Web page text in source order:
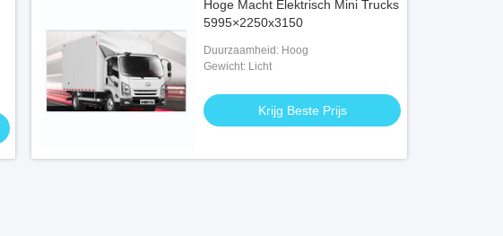
Hoge Macht Elektrisch Mini Trucks
5995×2250x3150
Duurzaamheid: Hoog
Gewicht: Licht
Krijg Beste Prijs